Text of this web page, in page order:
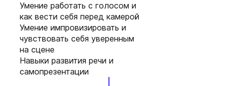
Умение работать с голосом и
как вести себя перед камерой
Умение импровизировать и
чувствовать себя уверенным
на сцене
Навыки развития речи и
самопрезентации